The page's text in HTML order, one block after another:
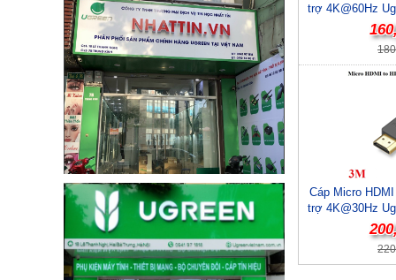
trợ 4K@60Hz
Cáp Micro
trợ 4K@30Hz